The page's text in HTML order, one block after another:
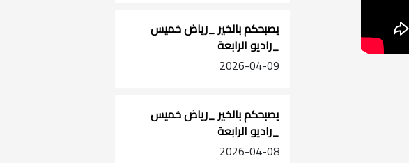
يصبحكم بالخير _رياض خميس
_راديو الرابعة
2026-04-09
يصبحكم بالخير _رياض خميس
_راديو الرابعة
2026-04-08